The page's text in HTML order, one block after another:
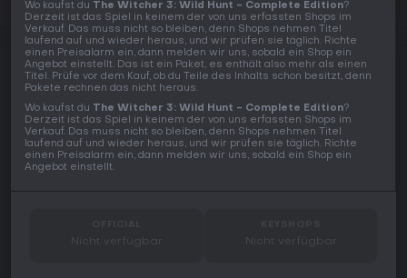
Wo kaufst du The Witcher 3: Wild Hunt - Complete Edition?
Derzeit ist das Spiel in keinem der von uns erfassten Shops im
Verkauf. Das muss nicht so bleiben, denn Shops nehmen Titel
laufend auf und wieder heraus, und wir prüfen sie täglich. Richte
einen Preisalarm ein, dann melden wir uns, sobald ein Shop ein
Angebot einstellt. Das ist ein Paket, es enthält also mehr als einen
Titel. Prüfe vor dem Kauf, ob du Teile des Inhalts schon besitzt, denn
Pakete rechnen das nicht heraus.
Wo kaufst du The Witcher 3: Wild Hunt - Complete Edition?
Derzeit ist das Spiel in keinem der von uns erfassten Shops im
Verkauf. Das muss nicht so bleiben, denn Shops nehmen Titel
laufend auf und wieder heraus, und wir prüfen sie täglich. Richte
einen Preisalarm ein, dann melden wir uns, sobald ein Shop ein
Angebot einstellt.
Nicht verfügbar Nicht verfügbar